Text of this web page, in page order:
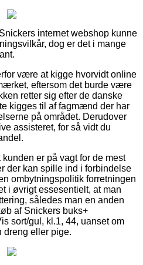
internet webshop kunne
dog er det i mange
være at kigge hvorvidt online
eftersom det burde være
retter sig efter de danske
kigges til af fagmænd der har
på området. Derudover
assisteret, for så vidt du
er på vagt for de mest
der kan spille ind i forbindelse
ombytningspolitik forretningen
i øvrigt essesentielt, at man
således man en anden
af Snickers buks+
sort/gul, kl.1, 44, uanset om
dreng eller pige.